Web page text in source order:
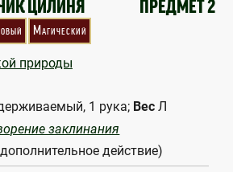
ЦИЛИНЯ ПРЕДМЕТ 2
Магический
природы
1 рука; Вес Л
заклинания
действие)